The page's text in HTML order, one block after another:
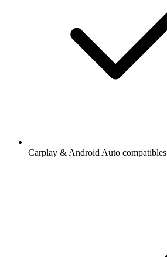
Carplay & Android Auto compatibles